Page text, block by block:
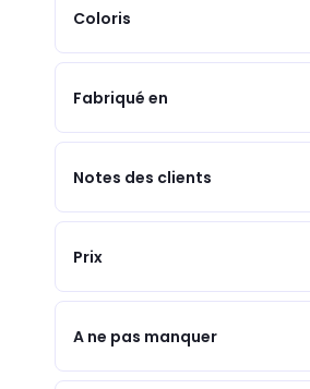
Coloris
Fabriqué en
Notes des clients
Prix
A ne pas manquer